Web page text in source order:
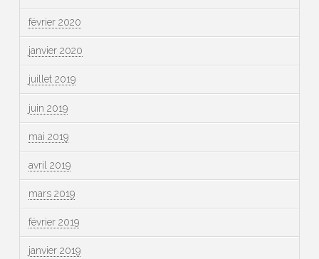
février 2020
janvier 2020
juillet 2019
juin 2019
mai 2019
avril 2019
mars 2019
février 2019
janvier 2019